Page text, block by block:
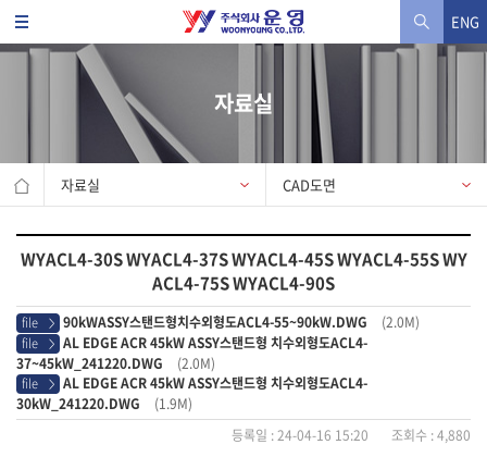
ENG
자료실
자료실 CAD도면
WYACL4-30S WYACL4-37S WYACL4-45S WYACL4-55S WY
ACL4-75S WYACL4-90S
file > 90kWASSY스탠드형치수외형도ACL4-55~90kW.DWG (2.0M)
file >
AL EDGE ACR 45kW ASSY스탠드형 치수외형도ACL4-
37~45kW_241220.DWG
(2.0M)
file >
AL EDGE ACR 45kW ASSY스탠드형 치수외형도ACL4-
30kW_241220.DWG
(1.9M)
등록일 : 24-04-16 15:20 조회수 : 4,880